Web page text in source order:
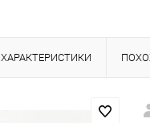
ХАРАКТЕРИСТИКИ